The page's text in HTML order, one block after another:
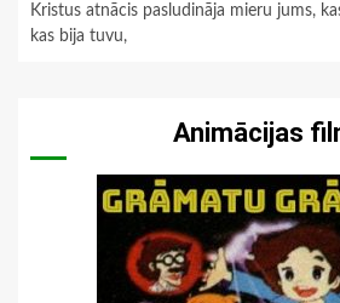
Kristus atnācis pasludināja mieru jums,
kas bija tuvu,
Animācijas